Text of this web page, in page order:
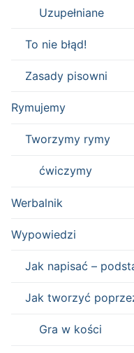
Uzupełniane
To nie błąd!
Zasady pisowni
Rymujemy
Tworzymy rymy
ćwiczymy
Werbalnik
Wypowiedzi
Jak napisać –
Jak tworzyć
Gra w kości